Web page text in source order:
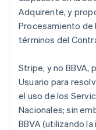
Adquirente, y
Procesamiento de
términos del
Stripe, y no BBVA,
Usuario para
el uso de los
Nacionales; sin
BBVA (utilizando